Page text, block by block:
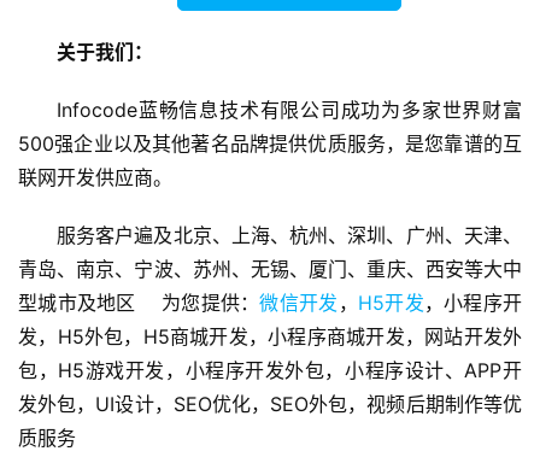
发
P
开
发
微
信
营
关于我们：
Infocode蓝畅信息技术有限公司成功为多家世界财富
500强企业以及其他著名品牌提供优质服务，是您靠谱的互
联网开发供应商。
服务客户遍及北京、上海、杭州、深圳、广州、天津、
青岛、南京、宁波、苏州、无锡、厦门、重庆、西安等大中
型城市及地区    为您提供：微信开发 ， H5开发，小程序开
发，H5外包，H5商城开发，小程序商城开发，网站开发外
包，H5游戏开发，小程序开发外包，小程序设计、APP开
发外包，UI设计，SEO优化，SEO外包，视频后期制作等优
质服务